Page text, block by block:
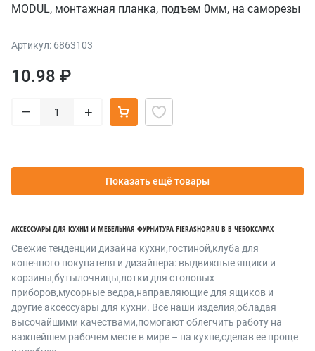
MODUL, монтажная планка, подъем 0мм, на саморезы
Артикул: 6863103
10.98 ₽
– +
Показать ещё товары
АКСЕССУАРЫ ДЛЯ КУХНИ И МЕБЕЛЬНАЯ ФУРНИТУРА FIERASHOP.RU В В ЧЕБОКСАРАХ
Cвежие тенденции дизайна кухни,гостиной,клуба для
конечного покупателя и дизайнера: выдвижные ящики и
корзины,бутылочницы,лотки для столовых
приборов,мусорные ведра,направляющие для ящиков и
другие аксессуары для кухни. Все наши изделия,обладая
высочайшими качествами,помогают облегчить работу на
важнейшем рабочем месте в мире – на кухне,сделав ее проще